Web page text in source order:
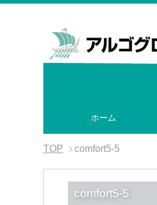
ホーム
TOP comfort5-5
comfort5-5